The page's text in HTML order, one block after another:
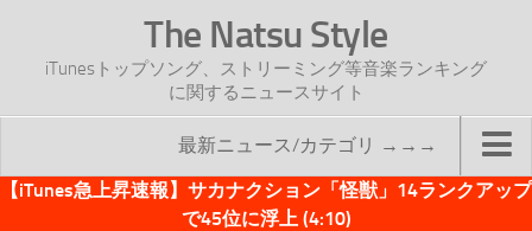
The Natsu Style
iTunesトップソング、ストリーミング等音楽ランキング
に関するニュースサイト
最新ニュース/カテゴリ →→→
TOP
【iTunes急上昇速報】サカナクション「怪獣」14ランクアップ
で45位に浮上 (4:10)